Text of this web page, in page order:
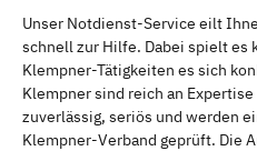
Unser Notdienst-Service eilt
schnell zur Hilfe. Dabei spielt es
Klempner-Tätigkeiten es sich
Klempner sind reich an
zuverlässig, seriös und werden
Klempner-Verband geprüft. Die